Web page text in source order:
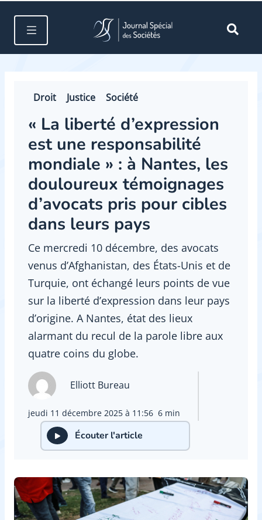
Droit Justice Société
« La liberté d’expression
est une responsabilité
mondiale » : à Nantes, les
douloureux témoignages
d’avocats pris pour cibles
dans leurs pays
Ce mercredi 10 décembre, des avocats
venus d’Afghanistan, des États-Unis et de
Turquie, ont échangé leurs points de vue
sur la liberté d’expression dans leur pays
d’origine. A Nantes, état des lieux
alarmant du recul de la parole libre aux
quatre coins du globe.
Elliott Bureau
jeudi 11 décembre 2025 à 11:56 6 min
Écouter l'article